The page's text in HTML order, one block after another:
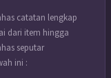
catatan lengkap
dari item hingga
seputar
ini :